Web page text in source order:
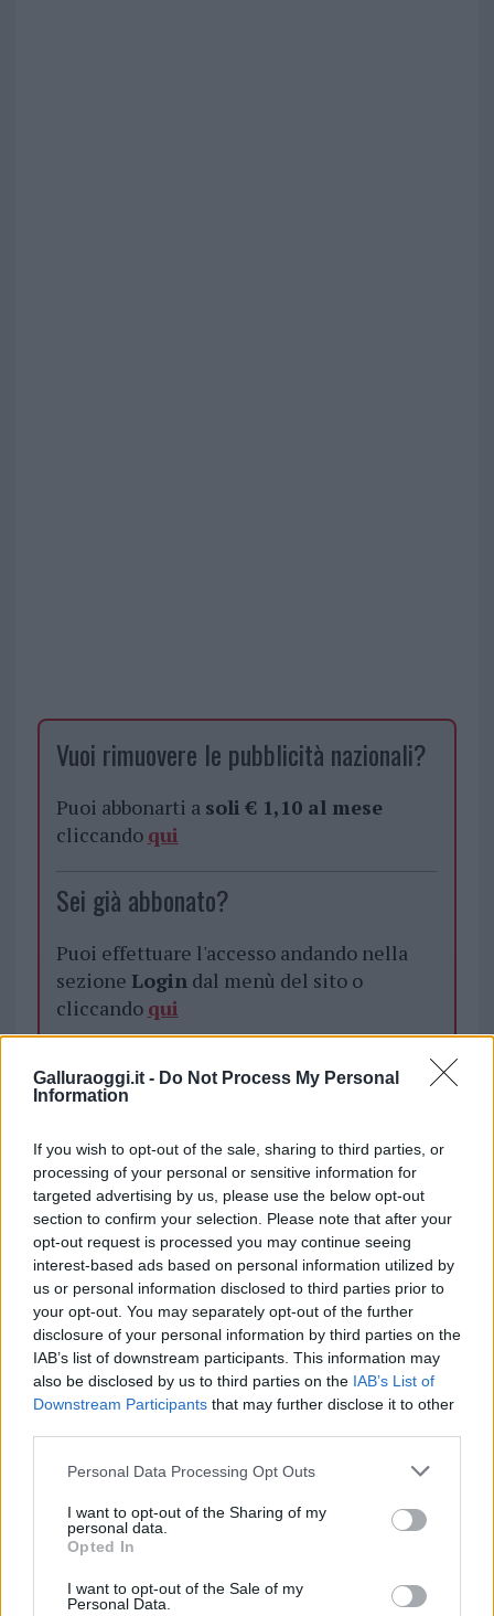
Galluraoggi.it - Do Not Process My Personal
Information
If you wish to opt-out of the sale, sharing to third parties, or
processing of your personal or sensitive information for
targeted advertising by us, please use the below opt-out
section to confirm your selection. Please note that after your
opt-out request is processed you may continue seeing
interest-based ads based on personal information utilized by
us or personal information disclosed to third parties prior to
your opt-out. You may separately opt-out of the further
disclosure of your personal information by third parties on the
IAB’s list of downstream participants. This information may
also be disclosed by us to third parties on the IAB’s List of
Downstream Participants that may further disclose it to other
Please note that this website/app uses one or more Google
not limited to your visit or usage behaviour. You may click to
grant or deny consent to Google and its third-party tags to
use your data for below specified purposes in below Google
consent section.
Personal Data Processing Opt Outs
I want to opt-out of the Sharing of my
personal data.
Opted In
I want to opt-out of the Sale of my
Personal Data.
Vuoi rimuovere le pubblicità nazionali?
Puoi abbonarti a soli € 1,10 al mese
cliccando qui
Sei già abbonato?
Puoi effettuare l'accesso andando nella
sezione Logindal menù del sito o
cliccando qui
TEMI: Cibo Sardegna Prodotti Tipici Sardegna
Inviaci le tue segnalazioni,
i tuoi video e le tue foto
Su WhatsApp al numero +39
345 356 7512
Notizie in tempo reale?
Entra nel canale telegram di
GalluraOggi.it
Ricevi le nostre ultime news
daGoogle News